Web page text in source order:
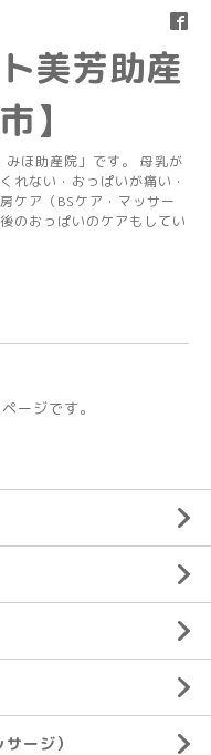
美芳助産
】
ほ助産院」です。 母乳が
れない・おっぱいが痛い・
ケア（BSケア・マッサー
のおっぱいのケアもしてい
ージです。
ージ）